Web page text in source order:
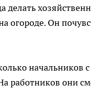
делать
огороде. Он
начальников
работников они